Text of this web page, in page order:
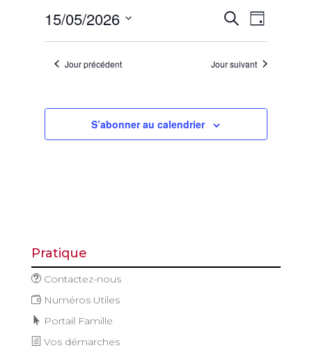
15
mai
2026
de
Recherche
de
vues
Jour
15/05/2026
date.Jour précédent Jour suivant
S’abonner au calendrier
Pratique
Contactez-nous
Numéros Utiles
Portail Famille
Vos démarches